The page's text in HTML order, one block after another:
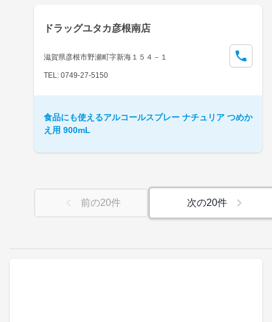
ドラッグユタカ彦根南店
滋賀県彦根市野瀬町字新海１５４－１
TEL: 0749-27-5150
食品にも使えるアルコールスプレー ナチュリア つめか
え用 900mL
前の20件 次の20件